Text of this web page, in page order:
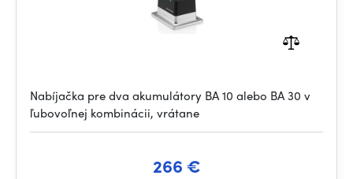
Nabíjačka pre dva akumulátory BA 10 alebo BA 30 v
ľubovoľnej kombinácii, vrátane
266 €